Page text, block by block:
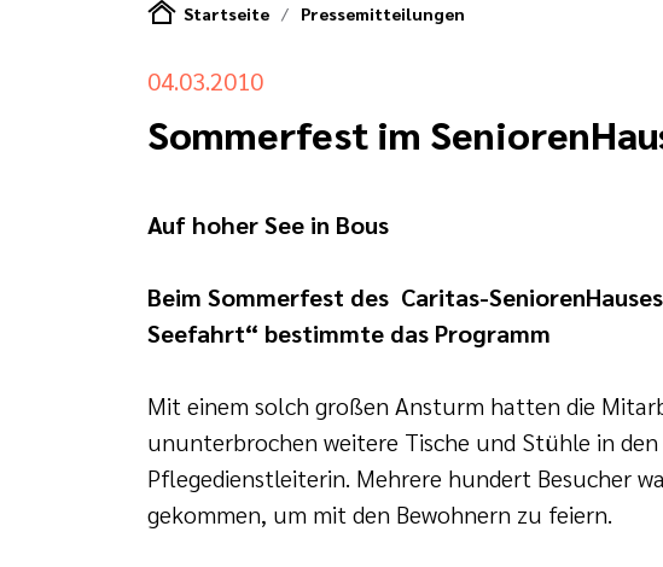
Startseite Pressemitteilungen
04.03.2010
Sommerfest im
Auf hoher See in Bous
Beim Sommerfest des Caritas-
Seefahrt“ bestimmte das Programm
Mit einem solch großen Ansturm hatten die
ununterbrochen weitere Tische und Stühle in
Pflegedienstleiterin. Mehrere hundert Besucher
gekommen, um mit den Bewohnern zu feiern.